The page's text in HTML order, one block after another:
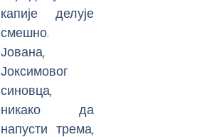
капије делује
смешно.
Јована,
Јоксимовог
синовца,
никако да
напусти трема,